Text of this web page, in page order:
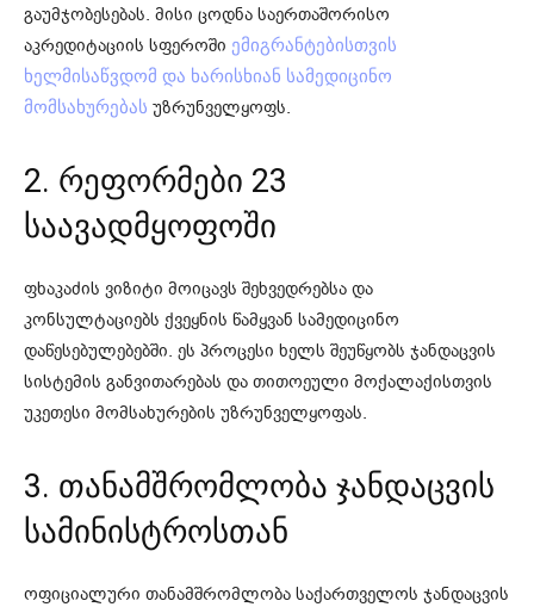
გაუმჯობესებას. მისი ცოდნა საერთაშორისო
აკრედიტაციის სფეროში ემიგრანტებისთვის
ხელმისაწვდომ და ხარისხიან სამედიცინო
მომსახურებას უზრუნველყოფს.
2. რეფორმები 23
საავადმყოფოში
ფხაკაძის ვიზიტი მოიცავს შეხვედრებსა და
კონსულტაციებს ქვეყნის წამყვან სამედიცინო
დაწესებულებებში. ეს პროცესი ხელს შეუწყობს ჯანდაცვის
სისტემის განვითარებას და თითოეული მოქალაქისთვის
უკეთესი მომსახურების უზრუნველყოფას.
3. თანამშრომლობა ჯანდაცვის
სამინისტროსთან
ოფიციალური თანამშრომლობა საქართველოს ჯანდაცვის